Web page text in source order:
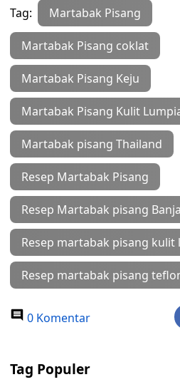
Tag: Martabak Pisang
Martabak Pisang coklat
Martabak Pisang Keju
Martabak Pisang Kulit
Martabak pisang Thailand
Resep Martabak Pisang
Resep Martabak pisang
Resep martabak pisang kulit
Resep martabak pisang
0 Komentar
Tag Populer